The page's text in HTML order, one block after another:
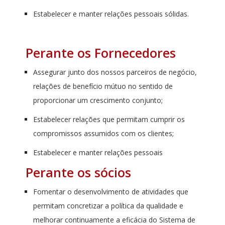
Estabelecer e manter relações pessoais sólidas.
Perante os Fornecedores
Assegurar junto dos nossos parceiros de negócio,
relações de benefício mútuo no sentido de
proporcionar um crescimento conjunto;
Estabelecer relações que permitam cumprir os
compromissos assumidos com os clientes;
Estabelecer e manter relações pessoais
Perante os sócios
Fomentar o desenvolvimento de atividades que
permitam concretizar a política da qualidade e
melhorar continuamente a eficácia do Sistema de